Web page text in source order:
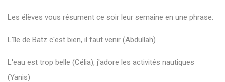
Les élèves vous résument ce soir leur semaine en une phrase:
L'île de Batz c'est bien, il faut venir (Abdullah)
L'eau est trop belle (Célia), j'adore les activités nautiques
(Yanis)